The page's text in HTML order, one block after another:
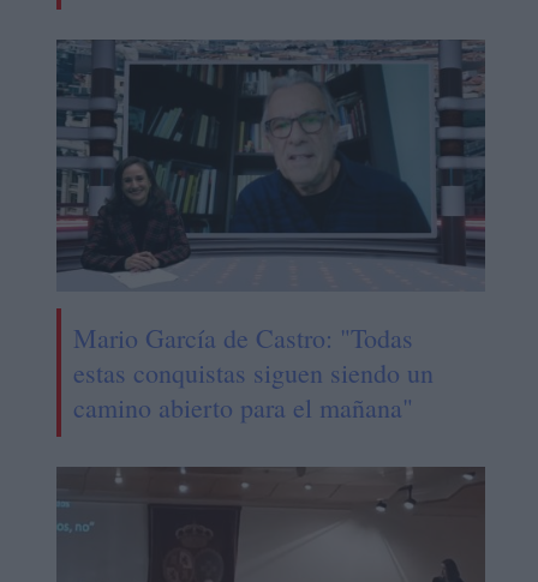
Mario García de Castro: "Todas
estas conquistas siguen siendo un
camino abierto para el mañana"